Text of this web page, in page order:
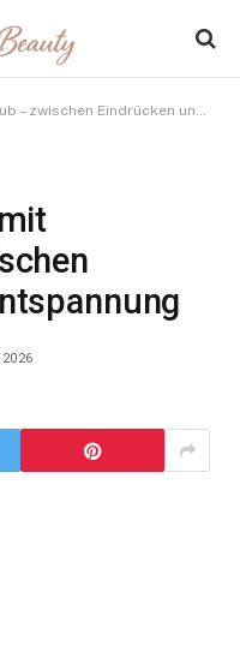
Eindrücken und Entspannung